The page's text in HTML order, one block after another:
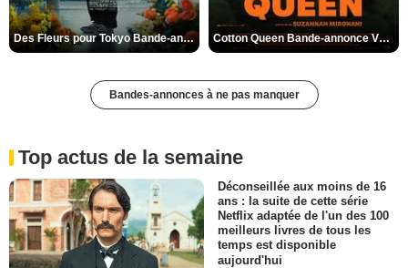
Des Fleurs pour Tokyo Bande-annonce VO STFR Cotton Queen Bande-annonce VO STFR
Bandes-annonces à ne pas manquer
Top actus de la semaine
Déconseillée aux moins de 16
ans : la suite de cette série
Netflix adaptée de l'un des 100
meilleurs livres de tous les
temps est disponible
aujourd'hui